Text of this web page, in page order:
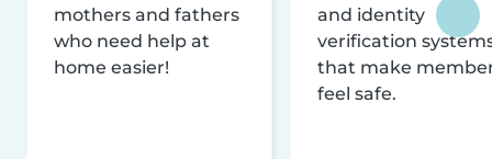
mothers and fathers
who need help at
home easier!
and identity
verification
that make
feel safe.